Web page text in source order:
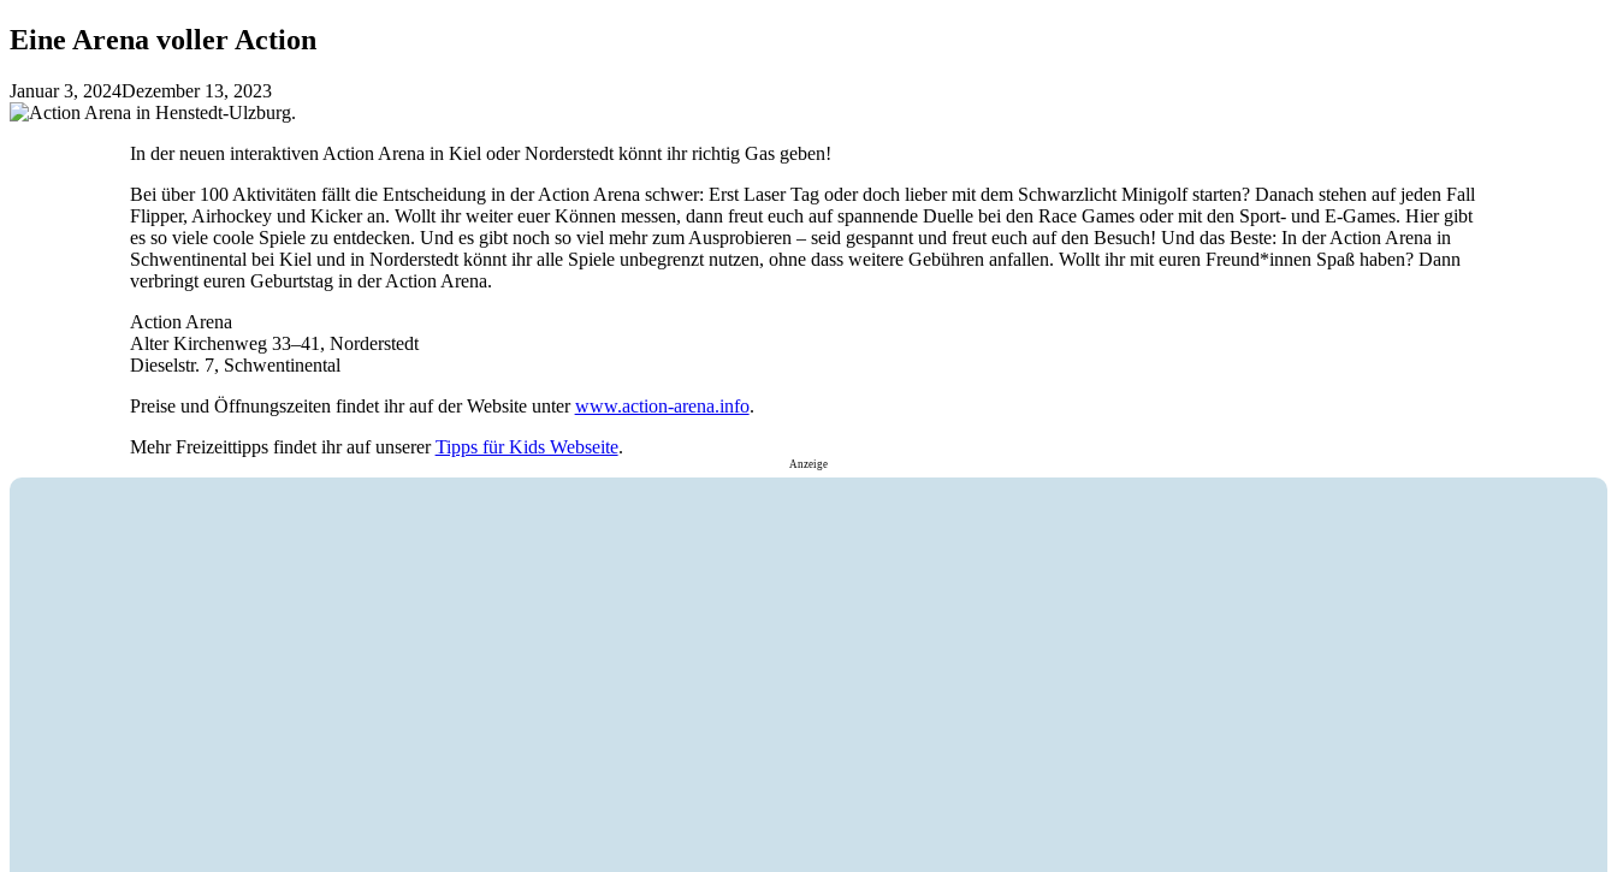
Eine Arena voller Action
Januar 3, 2024Dezember 13, 2023
In der neuen interaktiven Action Arena in Kiel oder Norderstedt könnt ihr richtig Gas geben!
Bei über 100 Aktivitäten fällt die Entscheidung in der Action Arena schwer: Erst Laser Tag oder doch lieber mit dem Schwarzlicht Minigolf starten? Danach stehen auf jeden Fall
Flipper, Airhockey und Kicker an. Wollt ihr weiter euer Können messen, dann freut euch auf spannende Duelle bei den Race Games oder mit den Sport- und E-Games. Hier gibt
es so viele coole Spiele zu entdecken. Und es gibt noch so viel mehr zum Ausprobieren – seid gespannt und freut euch auf den Besuch! Und das Beste: In der Action Arena in
Schwentinental bei Kiel und in Norderstedt könnt ihr alle Spiele unbegrenzt nutzen, ohne dass weitere Gebühren anfallen. Wollt ihr mit euren Freund*innen Spaß haben? Dann
verbringt euren Geburtstag in der Action Arena.
Action Arena
Alter Kirchenweg 33–41, Norderstedt
Dieselstr. 7, Schwentinental
Preise und Öffnungszeiten findet ihr auf der Website unterwww.action-arena.info.
Mehr Freizeittipps findet ihr auf unsererTipps für Kids Webseite.
Anzeige